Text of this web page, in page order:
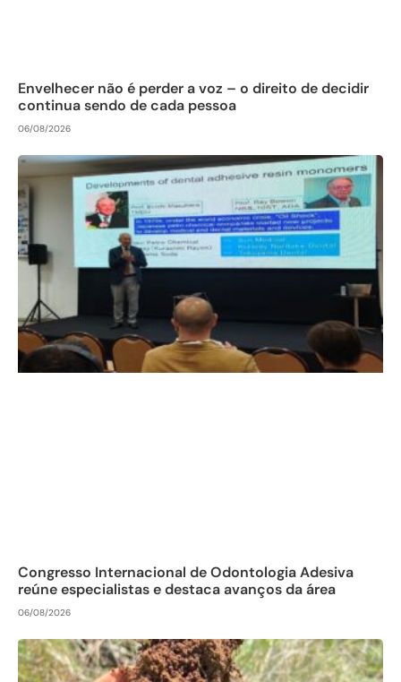
Envelhecer não é perder a voz – o direito de decidir
continua sendo de cada pessoa
06/08/2026
Congresso Internacional de Odontologia Adesiva
reúne especialistas e destaca avanços da área
06/08/2026